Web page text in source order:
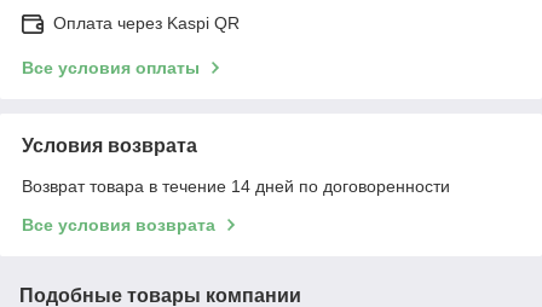
Оплата через Kaspi QR
Все условия оплаты
Условия возврата
Возврат товара в течение 14 дней по договоренности
Все условия возврата
Подобные товары компании